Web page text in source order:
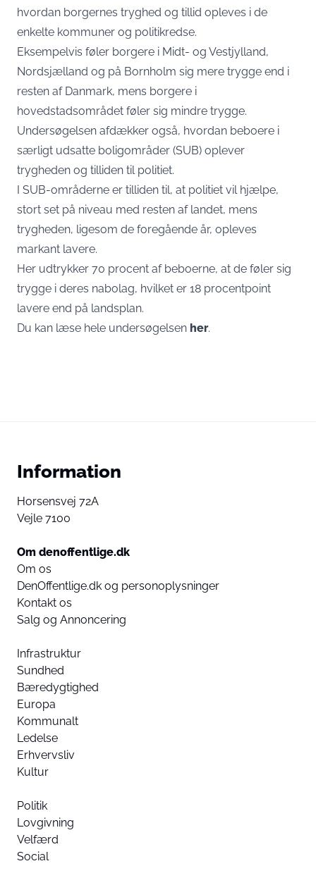
hvordan borgernes tryghed og tillid opleves i de
enkelte kommuner og politikredse.
Eksempelvis føler borgere i Midt- og Vestjylland,
Nordsjælland og på Bornholm sig mere trygge end i
resten af Danmark, mens borgere i
hovedstadsområdet føler sig mindre trygge.
Undersøgelsen afdækker også, hvordan beboere i
særligt udsatte boligområder (SUB) oplever
trygheden og tilliden til politiet.
I SUB-områderne er tilliden til, at politiet vil hjælpe,
stort set på niveau med resten af landet, mens
trygheden, ligesom de foregående år, opleves
markant lavere.
Her udtrykker 70 procent af beboerne, at de føler sig
trygge i deres nabolag, hvilket er 18 procentpoint
lavere end på landsplan.
Du kan læse hele undersøgelsen her.
Information
Horsensvej 72A
Vejle 7100
Om denoffentlige.dk
Om os
DenOffentlige.dk og personoplysninger
Kontakt os
Salg og Annoncering
Infrastruktur
Sundhed
Bæredygtighed
Europa
Kommunalt
Ledelse
Erhvervsliv
Kultur
Politik
Lovgivning
Velfærd
Social